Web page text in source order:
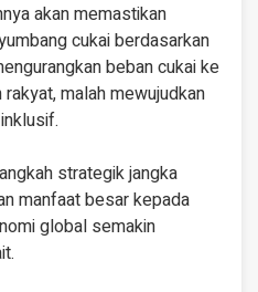
akan memastikan
cukai berdasarkan
beban cukai ke
malah mewujudkan
strategik jangka
manfaat besar kepada
global semakin